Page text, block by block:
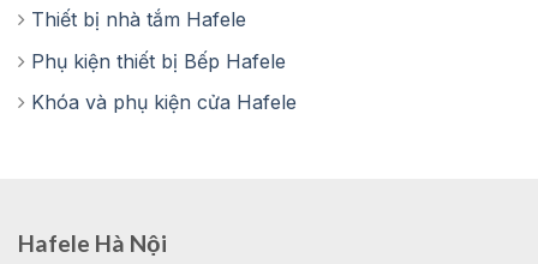
Thiết bị nhà tắm Hafele
Phụ kiện thiết bị Bếp Hafele
Khóa và phụ kiện cửa Hafele
Hafele Hà Nội